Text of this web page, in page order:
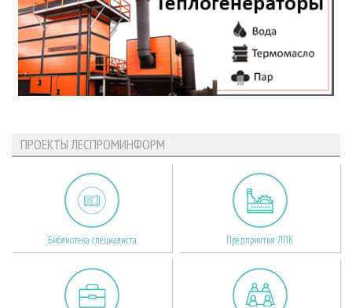
ПРОЕКТЫ ЛЕСПРОМИНФОРМ
Библиотека специалиста Предприятия ЛПК